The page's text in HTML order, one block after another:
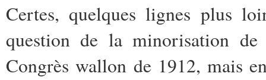
Certes, quelques lignes plus
question de la minorisation
Congrès wallon de 1912, mais